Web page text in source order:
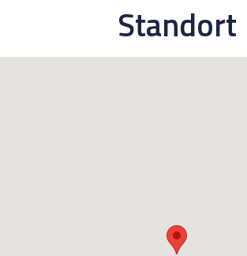
Standort